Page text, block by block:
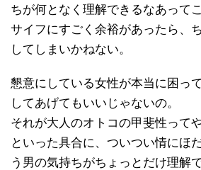
ちが何となく理解できるなあってこ
サイフにすごく余裕があったら、
してしまいかねない。
懇意にしている女性が本当に困っ
してあげてもいいじゃないの。
それが大人のオトコの甲斐性ってや
といった具合に、ついつい情にほ
う男の気持ちがちょっとだけ理解